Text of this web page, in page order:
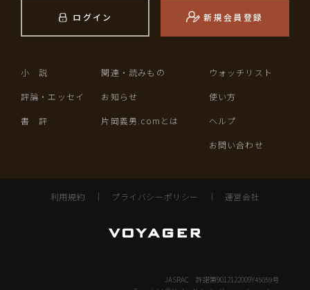
ログイン 新規会員登録
小 説
評論・エッセイ
書 評
関連・読みもの
お知らせ
片岡義男.comとは
ウォッチリスト
使い方
ヘルプ
お問い合わせ
利用規約 ｜ プライバシーポリシー ｜ 運営会社
JASRAC 許諾第9012122009Y45059号